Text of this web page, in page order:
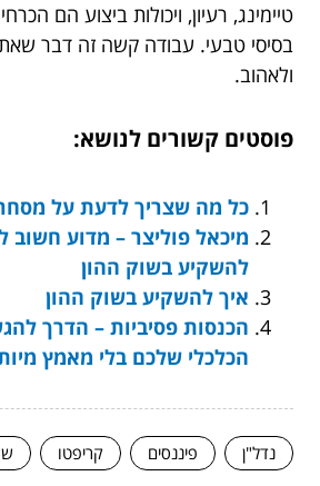
טיימינג, רעיון, ויכולות ביצוע הם
בסיסי טבעי. עבודה קשה זה דבר
ולאהוב.
פוסטים קשורים לנושא:
כל מה שצריך לדעת על
מיכאל פוליצר – מדוע חשוב
להשקיע בשוק ההון
איך להשקיע בשוק ההון
הכנסות פסיביות – הדרך
הכלכלי שלכם בלי מאמץ
נדל"ן פיננסים קריפטו